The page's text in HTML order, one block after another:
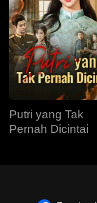
Putri yang Tak
Pernah Dicintai